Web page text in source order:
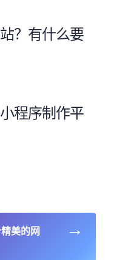
？有什么要
程序制作平
美的网
→